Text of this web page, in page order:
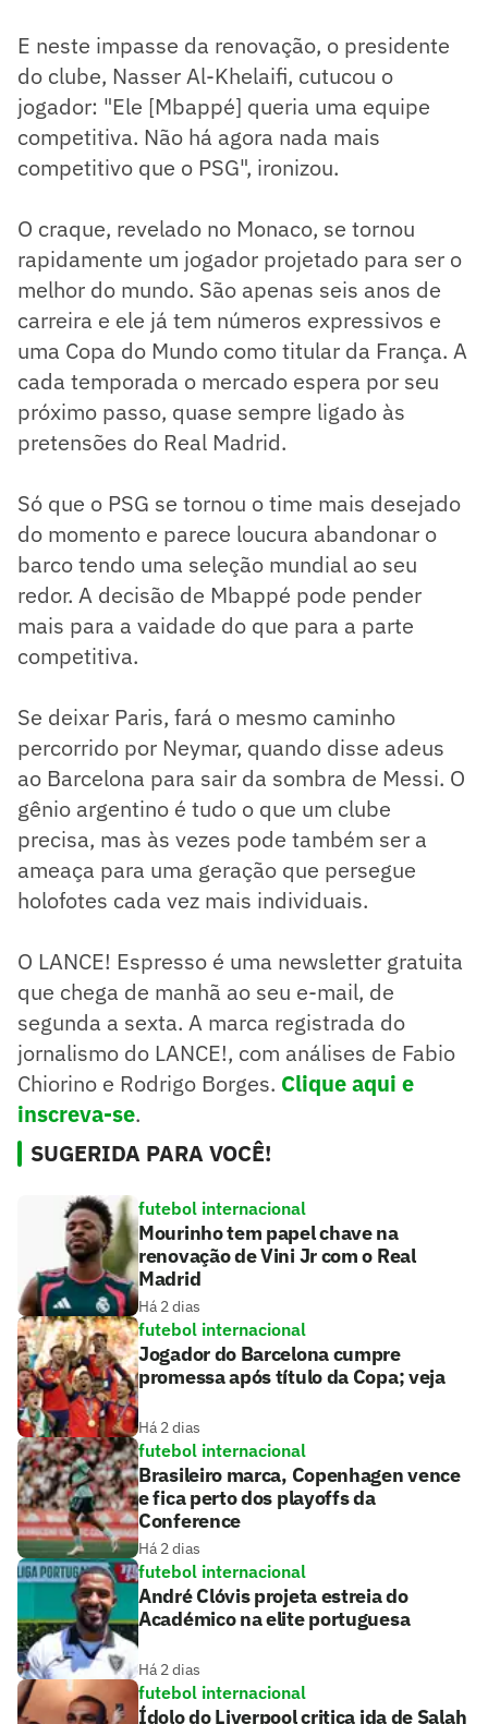
E neste impasse da renovação, o presidente
do clube, Nasser Al-Khelaifi, cutucou o
jogador: "Ele [Mbappé] queria uma equipe
competitiva. Não há agora nada mais
competitivo que o PSG", ironizou.
O craque, revelado no Monaco, se tornou
rapidamente um jogador projetado para ser o
melhor do mundo. São apenas seis anos de
carreira e ele já tem números expressivos e
uma Copa do Mundo como titular da França. A
cada temporada o mercado espera por seu
próximo passo, quase sempre ligado às
pretensões do Real Madrid.
Só que o PSG se tornou o time mais desejado
do momento e parece loucura abandonar o
barco tendo uma seleção mundial ao seu
redor. A decisão de Mbappé pode pender
mais para a vaidade do que para a parte
competitiva.
Se deixar Paris, fará o mesmo caminho
percorrido por Neymar, quando disse adeus
ao Barcelona para sair da sombra de Messi. O
gênio argentino é tudo o que um clube
precisa, mas às vezes pode também ser a
ameaça para uma geração que persegue
holofotes cada vez mais individuais.
O LANCE! Espresso é uma newsletter gratuita
que chega de manhã ao seu e-mail, de
segunda a sexta. A marca registrada do
jornalismo do LANCE!, com análises de Fabio
Chiorino e Rodrigo Borges. Clique aqui e
inscreva-se.
SUGERIDA PARA VOCÊ!
futebol internacional
Mourinho tem papel chave na
renovação de Vini Jr com o Real
Madrid
Há 2 dias
futebol internacional
Jogador do Barcelona cumpre
promessa após título da Copa; veja
Há 2 dias
futebol internacional
Brasileiro marca, Copenhagen vence
e fica perto dos playoffs da
Conference
Há 2 dias
futebol internacional
André Clóvis projeta estreia do
Académico na elite portuguesa
Há 2 dias
futebol internacional
Ídolo do Liverpool critica ida de Salah